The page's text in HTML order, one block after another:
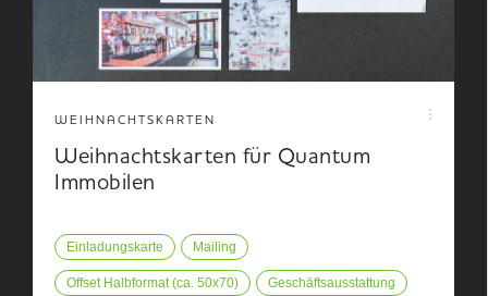
WEIHNACHTSKARTEN
Weihnachtskarten für Quantum
Immobilen
Einladungskarte Mailing
Offset Halbformat (ca. 50x70) Geschäftsausstattung